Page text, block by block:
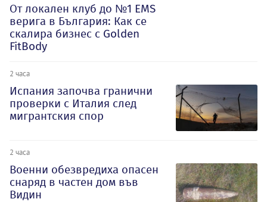
От локален клуб до №1 EMS
верига в България: Как се
скалира бизнес с Golden
FitBody
2 часа
Испания започва гранични
проверки с Италия след
мигрантския спор
2 часа
Военни обезвредиха опасен
снаряд в частен дом във
Видин